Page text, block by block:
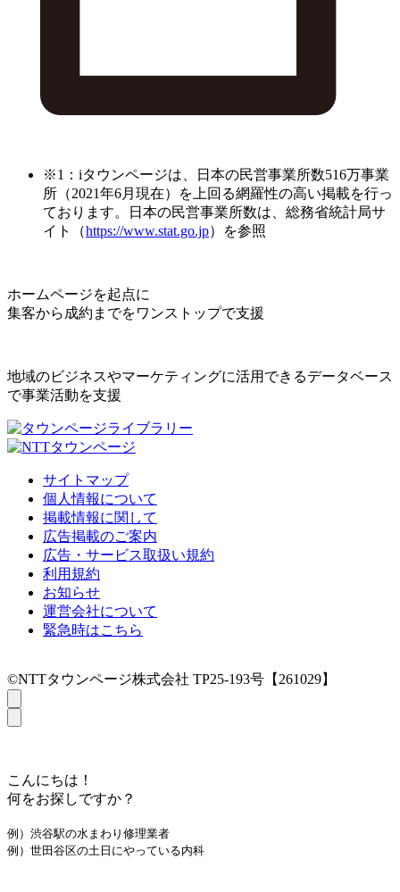
※1：iタウンページは、日本の民営事業所数516万事業
所（2021年6月現在）を上回る網羅性の高い掲載を行っ
ております。日本の民営事業所数は、総務省統計局サ
イト（https://www.stat.go.jp）を参照
ホームページを起点に
集客から成約までをワンストップで支援
地域のビジネスやマーケティングに活用できるデータベース
で事業活動を支援
サイトマップ
個人情報について
掲載情報に関して
広告掲載のご案内
広告・サービス取扱い規約
利用規約
お知らせ
運営会社について
緊急時はこちら
©NTTタウンページ株式会社 TP25-193号【261029】
こんにちは！
何をお探しですか？
例）渋谷駅の水まわり修理業者
例）世田谷区の土日にやっている内科